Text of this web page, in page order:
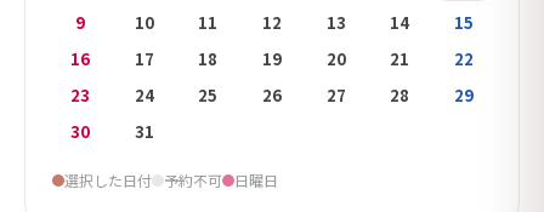
9
10 11 12 13 14
15
16
17 18 19 20 21
22
23
24 25 26 27 28
29
30
31
選択した日付 予約不可 日曜日